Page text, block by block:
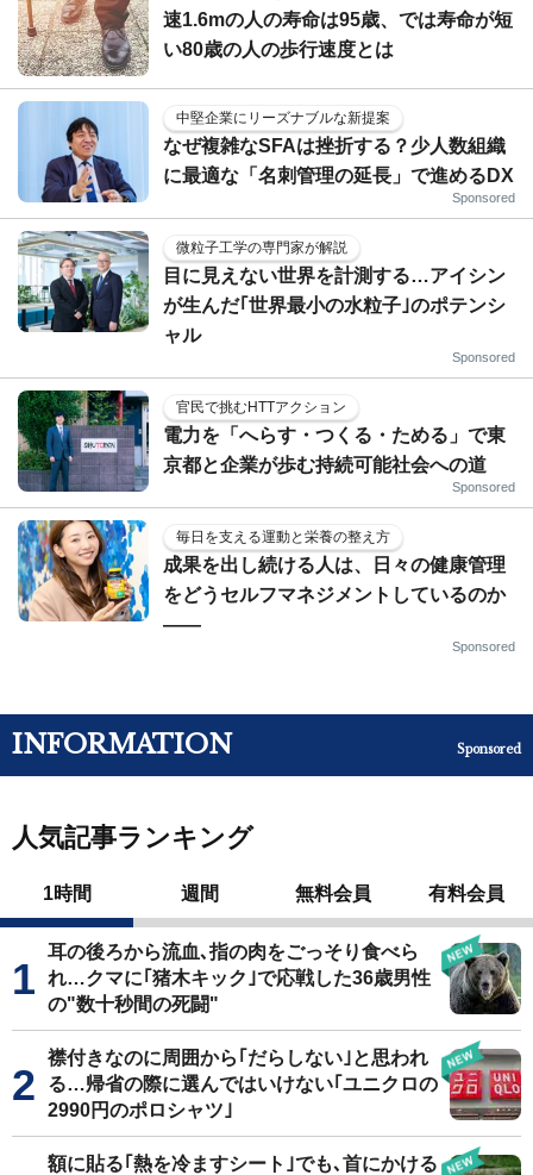
速1.6mの人の寿命は95歳、では寿命が短
い80歳の人の歩行速度とは
中堅企業にリーズナブルな新提案
なぜ複雑なSFAは挫折する？少人数組織
に最適な「名刺管理の延長」で進めるDX
Sponsored
微粒子工学の専門家が解説
目に見えない世界を計測する…アイシン
が生んだ｢世界最小の水粒子｣のポテンシ
ャル
Sponsored
官民で挑むHTTアクション
電力を「へらす・つくる・ためる」で東
京都と企業が歩む持続可能社会への道
Sponsored
毎日を支える運動と栄養の整え方
成果を出し続ける人は、日々の健康管理
をどうセルフマネジメントしているのか
——
Sponsored
INFORMATION Sponsored
人気記事ランキング
1時間 週間 無料会員 有料会員
耳の後ろから流血､指の肉をごっそり食べら
れ…クマに｢猪木キック｣で応戦した36歳男性
の"数十秒間の死闘"
襟付きなのに周囲から｢だらしない｣と思われ
る…帰省の際に選んではいけない｢ユニクロの
2990円のポロシャツ｣
額に貼る｢熱を冷ますシート｣でも､首にかける